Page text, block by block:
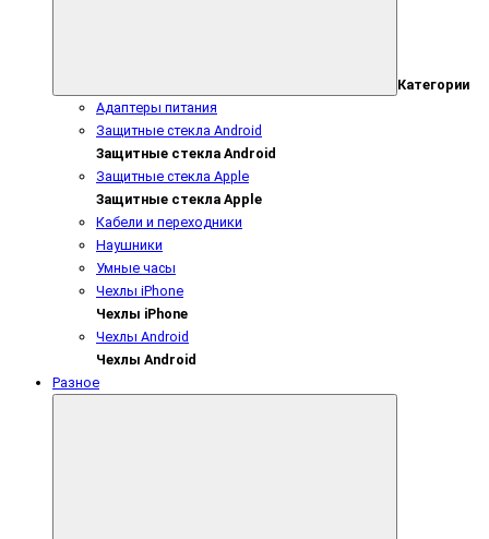
Категории
Адаптеры питания
Защитные стекла Android
Защитные стекла Android
Защитные стекла Apple
Защитные стекла Apple
Кабели и переходники
Наушники
Умные часы
Чехлы iPhone
Чехлы iPhone
Чехлы Android
Чехлы Android
Разное